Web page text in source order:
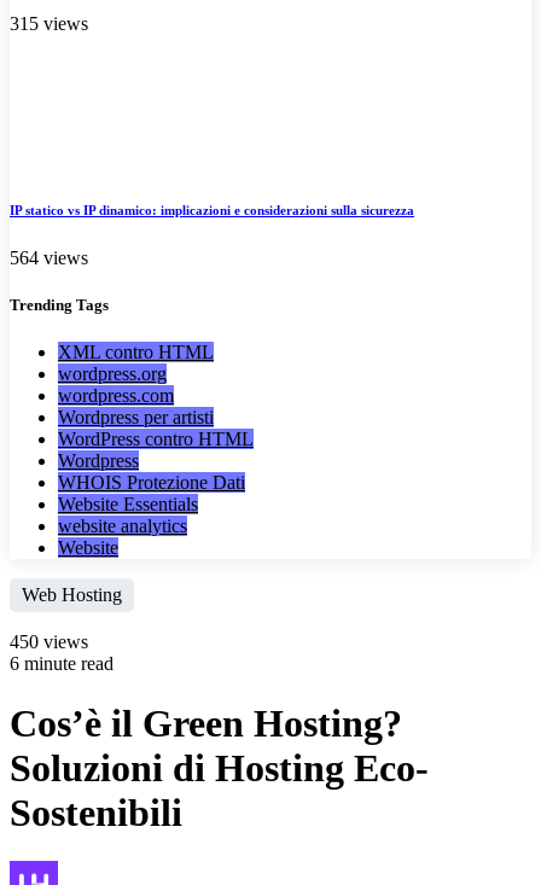
315 views
IP statico vs IP dinamico: implicazioni e considerazioni sulla sicurezza
564 views
Trending Tags
XML contro HTML
wordpress.org
wordpress.com
Wordpress per artisti
WordPress contro HTML
Wordpress
WHOIS Protezione Dati
Website Essentials
website analytics
Website
Web Hosting
450 views
6 minute read
Cos’è il Green Hosting?
Soluzioni di Hosting Eco-
Sostenibili